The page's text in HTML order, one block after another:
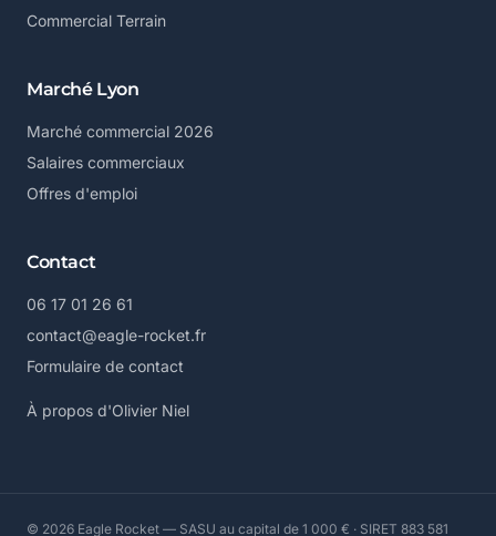
Commercial Terrain
Marché Lyon
Marché commercial 2026
Salaires commerciaux
Offres d'emploi
Contact
06 17 01 26 61
contact@eagle-rocket.fr
Formulaire de contact
À propos d'Olivier Niel
© 2026 Eagle Rocket — SASU au capital de 1 000 € · SIRET 883 581